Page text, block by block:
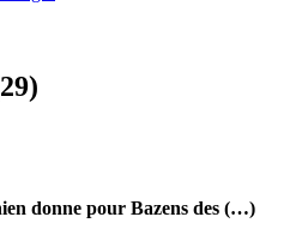
donne pour Bazens des (…)